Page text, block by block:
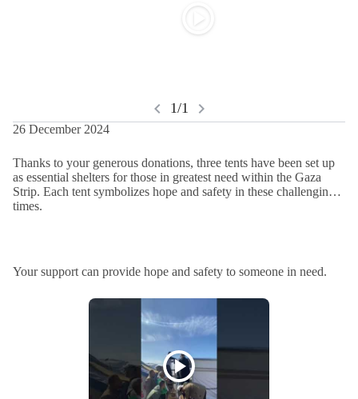
chevron_left 1/1 chevron_right
26 December 2024
Thanks to your generous donations, three tents have been set up
as essential shelters for those in greatest need within the Gaza
Strip. Each tent symbolizes hope and safety in these challenging
times.
Your support can provide hope and safety to someone in need.
play_circle